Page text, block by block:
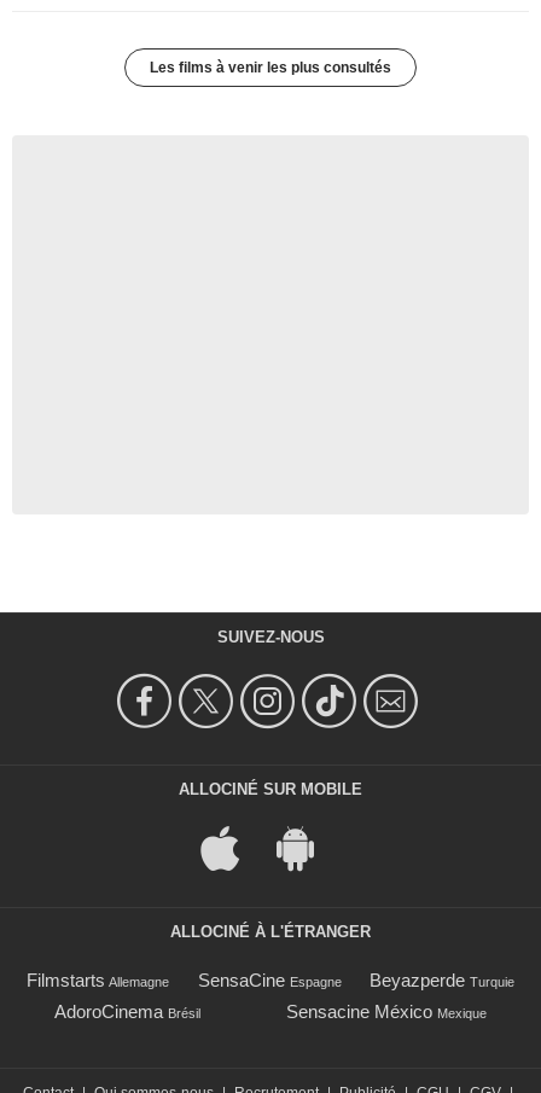
Les films à venir les plus consultés
SUIVEZ-NOUS
ALLOCINÉ SUR MOBILE
ALLOCINÉ À L'ÉTRANGER
Filmstarts Allemagne SensaCine Espagne Beyazperde Turquie
AdoroCinema Brésil Sensacine México Mexique